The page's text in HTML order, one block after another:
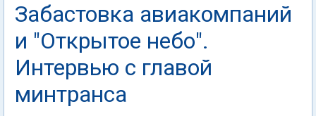
Забастовка авиакомпаний
и "Открытое небо".
Интервью с главой
минтранса